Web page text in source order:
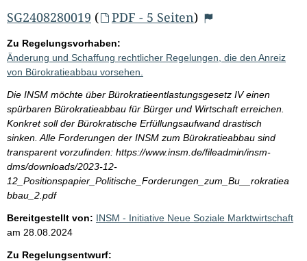
SG2408280019 ( PDF - 5 Seiten)
Zu Regelungsvorhaben:
Änderung und Schaffung rechtlicher Regelungen, die den Anreiz
von Bürokratieabbau vorsehen.
Die INSM möchte über Bürokratieentlastungsgesetz IV einen
spürbaren Bürokratieabbau für Bürger und Wirtschaft erreichen.
Konkret soll der Bürokratische Erfüllungsaufwand drastisch
sinken. Alle Forderungen der INSM zum Bürokratieabbau sind
transparent vorzufinden: https://www.insm.de/fileadmin/insm-
dms/downloads/2023-12-
12_Positionspapier_Politische_Forderungen_zum_Bu__rokratiea
bbau_2.pdf
Bereitgestellt von: INSM - Initiative Neue Soziale Marktwirtschaft
am 28.08.2024
Zu Regelungsentwurf: